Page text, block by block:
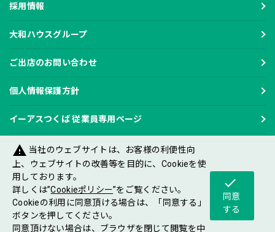
採用情報
大和ハウスグループ
ご出店のお問い合わせ
個人情報保護方針
イーアスつくば 従業員専用ページ
All rights reserved.
warning 当社のウェブサイトは、お客様の利便性向
上、ウェブサイトの改善等を目的に、Cookieを使
用しております。
詳しくは”Cookieポリシー”をご覧ください。
Cookieの利用に同意頂ける場合は、「同意する」
ボタンを押してください。
同意頂けない場合は、ブラウザを閉じて閲覧を中
check
同意
する